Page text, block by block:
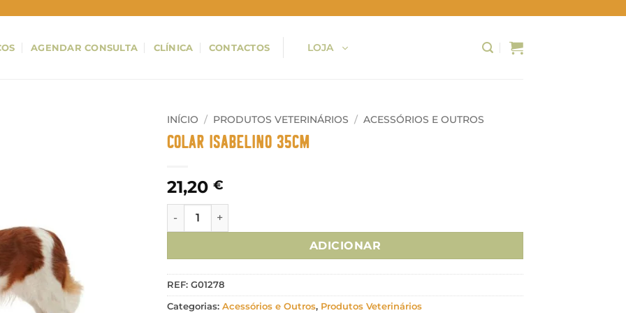
AGENDAR CONSULTA CLÍNICA CONTACTOS LOJA
INÍCIO / PRODUTOS VETERINÁRIOS / ACESSÓRIOS E OUTROS
Colar Isabelino 35cm
21,20 €
Quantidade de Colar Isabelino 35cm
ADICIONAR
REF: G01278
Categorias: Acessórios e Outros, Produtos Veterinários